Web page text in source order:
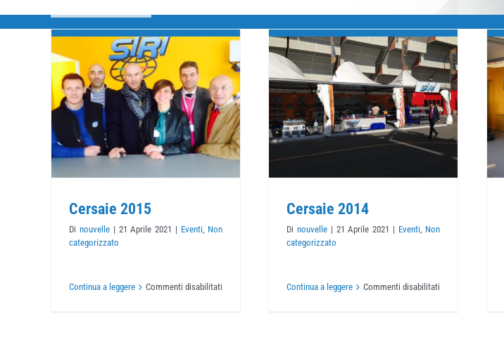
Cersaie 2015
Di nouvelle | 21 Aprile 2021 | Eventi, Non
categorizzato
Continua a leggere Commenti disabilitati
Cersaie 2014
Non categorizzato
Cersaie 2014
Di nouvelle | 21 Aprile 2021 | Eventi, Non
categorizzato
Continua a leggere Commenti disabilitati
Cersaie 2013
Eventi Non categorizzato